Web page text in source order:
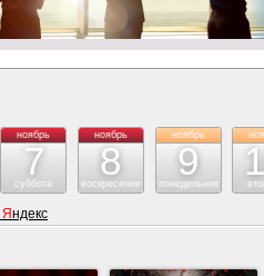
ноябрь
7
суббота
ноябрь
8
воскресение
ноябрь
9
понедельник
Яндекс